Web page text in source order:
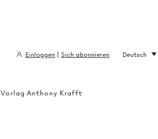
Vorlag Anthony Krafft
Einloggen Sich abonnieren Deutsch